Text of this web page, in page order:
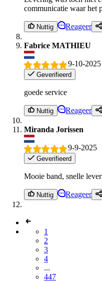
communicatie waar het
Nuttig Reageer
Fabrice MATHIEU
9-10-2025
Geverifieerd
goede service
Nuttig Reageer
Miranda Jorissen
9-9-2025
Geverifieerd
Mooie band, snelle
Nuttig Reageer
1
2
3
4
...
447